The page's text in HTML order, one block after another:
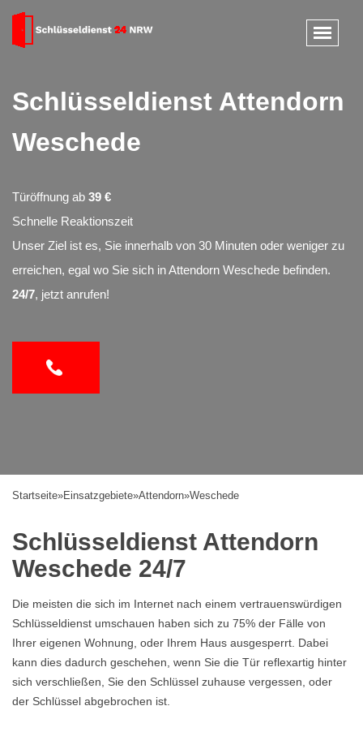
Schlüsseldienst Attendorn
Weschede
Türöffnung ab 39 €
Schnelle Reaktionszeit
Unser Ziel ist es, Sie innerhalb von 30 Minuten oder weniger zu
erreichen, egal wo Sie sich in Attendorn Weschede befinden.
24/7, jetzt anrufen!
Startseite»Einsatzgebiete»Attendorn»Weschede
Schlüsseldienst Attendorn
Weschede 24/7
Die meisten die sich im Internet nach einem vertrauenswürdigen
Schlüsseldienst umschauen haben sich zu 75% der Fälle von
Ihrer eigenen Wohnung, oder Ihrem Haus ausgesperrt. Dabei
kann dies dadurch geschehen, wenn Sie die Tür reflexartig hinter
sich verschließen, Sie den Schlüssel zuhause vergessen, oder
der Schlüssel abgebrochen ist.